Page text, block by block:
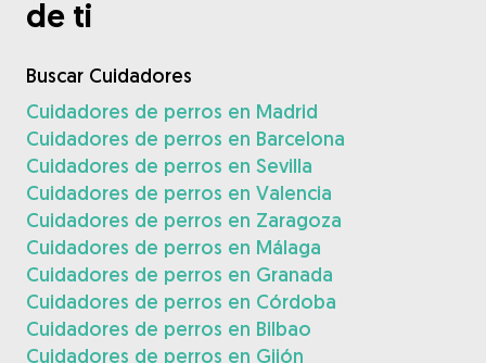
de ti
Buscar Cuidadores
Cuidadores de perros en Madrid
Cuidadores de perros en Barcelona
Cuidadores de perros en Sevilla
Cuidadores de perros en Valencia
Cuidadores de perros en Zaragoza
Cuidadores de perros en Málaga
Cuidadores de perros en Granada
Cuidadores de perros en Córdoba
Cuidadores de perros en Bilbao
Cuidadores de perros en Gijón